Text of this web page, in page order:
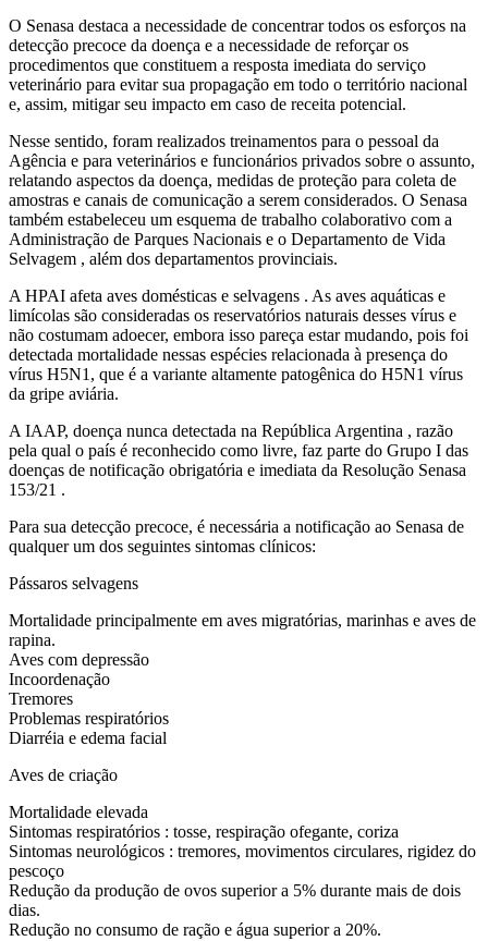
O Senasa destaca a necessidade de concentrar todos os esforços na
detecção precoce da doença e a necessidade de reforçar os
procedimentos que constituem a resposta imediata do serviço
veterinário para evitar sua propagação em todo o território nacional
e, assim, mitigar seu impacto em caso de receita potencial.
Nesse sentido, foram realizados treinamentos para o pessoal da
Agência e para veterinários e funcionários privados sobre o assunto,
relatando aspectos da doença, medidas de proteção para coleta de
amostras e canais de comunicação a serem considerados. O Senasa
também estabeleceu um esquema de trabalho colaborativo com a
Administração de Parques Nacionais e o Departamento de Vida
Selvagem , além dos departamentos provinciais.
A HPAI afeta aves domésticas e selvagens . As aves aquáticas e
limícolas são consideradas os reservatórios naturais desses vírus e
não costumam adoecer, embora isso pareça estar mudando, pois foi
detectada mortalidade nessas espécies relacionada à presença do
vírus H5N1, que é a variante altamente patogênica do H5N1 vírus
da gripe aviária.
A IAAP, doença nunca detectada na República Argentina , razão
pela qual o país é reconhecido como livre, faz parte do Grupo I das
doenças de notificação obrigatória e imediata da Resolução Senasa
153/21 .
Para sua detecção precoce, é necessária a notificação ao Senasa de
qualquer um dos seguintes sintomas clínicos:
Pássaros selvagens
Mortalidade principalmente em aves migratórias, marinhas e aves de
rapina.
Aves com depressão
Incoordenação
Tremores
Problemas respiratórios
Diarréia e edema facial
Aves de criação
Mortalidade elevada
Sintomas respiratórios : tosse, respiração ofegante, coriza
Sintomas neurológicos : tremores, movimentos circulares, rigidez do
pescoço
Redução da produção de ovos superior a 5% durante mais de dois
dias.
Redução no consumo de ração e água superior a 20%.